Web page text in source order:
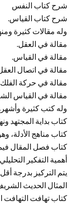
شرح كتاب النفس
شرح كتاب القياس.
وله مقالات كثيرة
مقالة في العقل.
مقالة في القياس.
مقالة في اتصال
مقالة في حركة
مقالة في القياس
وله كتب كثيرة
كتاب بداية المجتهد
كتاب مناهج الأدلة،
كتاب فصل المقال
أهمية التفكير
يتم التركيز بدرجة
المثال الحديث
كتاب تهافت التهافت